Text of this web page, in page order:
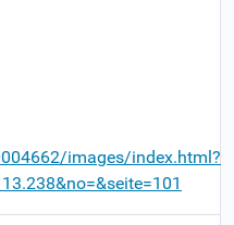
images/index.html?